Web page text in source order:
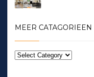
MEER CATAGORIEEN